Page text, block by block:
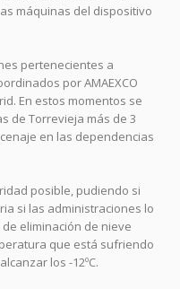
máquinas del dispositivo
pertenecientes a
por AMAEXCO
En estos momentos se
de Torrevieja más de 3
en las dependencias
posible, pudiendo si
si las administraciones lo
eliminación de nieve
que está sufriendo
los -12ºC.